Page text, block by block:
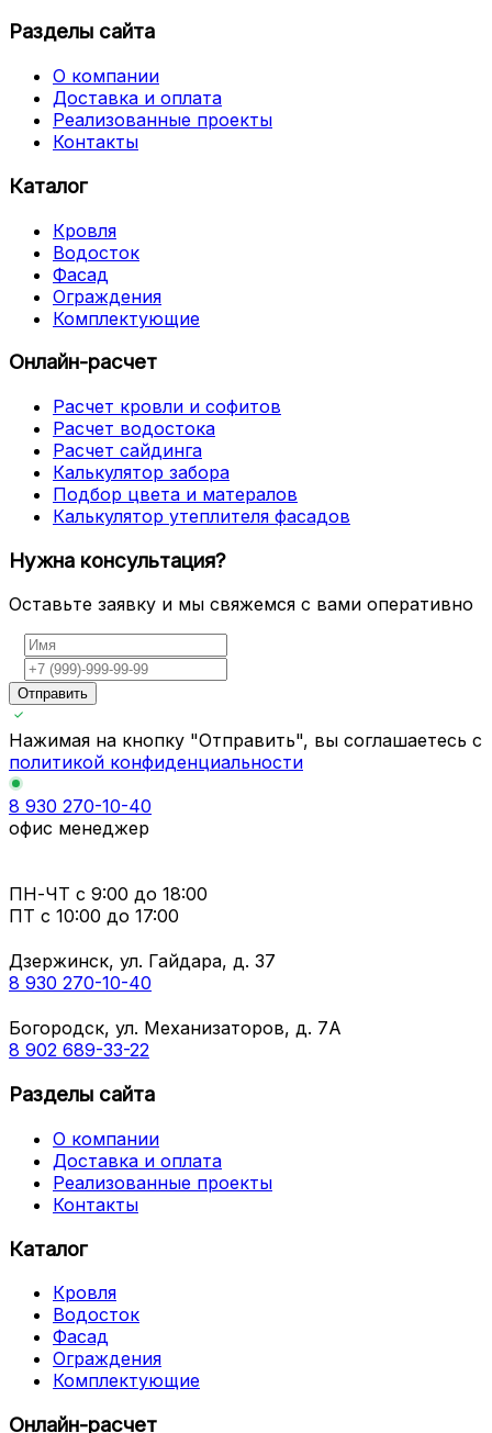
Разделы сайта
О компании
Доставка и оплата
Реализованные проекты
Контакты
Каталог
Кровля
Водосток
Фасад
Ограждения
Комплектующие
Онлайн-расчет
Расчет кровли и софитов
Расчет водостока
Расчет сайдинга
Калькулятор забора
Подбор цвета и матералов
Калькулятор утеплителя фасадов
Нужна консультация?
Оставьте заявку и мы свяжемся с вами оперативно
Отправить
Нажимая на кнопку "Отправить", вы соглашаетесь с
политикой конфиденциальности
8 930 270-10-40
офис менеджер
ПН-ЧТ с 9:00 до 18:00
ПТ с 10:00 до 17:00
Дзержинск, ул. Гайдара, д. 37
8 930 270-10-40
Богородск, ул. Механизаторов, д. 7А
8 902 689-33-22
Разделы сайта
О компании
Доставка и оплата
Реализованные проекты
Контакты
Каталог
Кровля
Водосток
Фасад
Ограждения
Комплектующие
Онлайн-расчет